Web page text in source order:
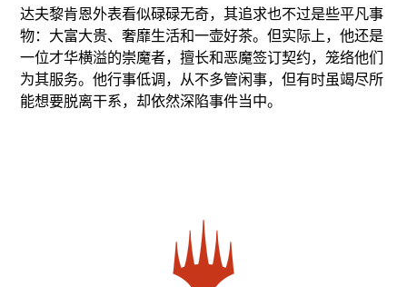
达夫黎肯恩外表看似碌碌无奇，其追求也不过是些平凡事
物：大富大贵、奢靡生活和一壶好茶。但实际上，他还是
一位才华横溢的崇魔者，擅长和恶魔签订契约，笼络他们
为其服务。他行事低调，从不多管闲事，但有时虽竭尽所
能想要脱离干系，却依然深陷事件当中。